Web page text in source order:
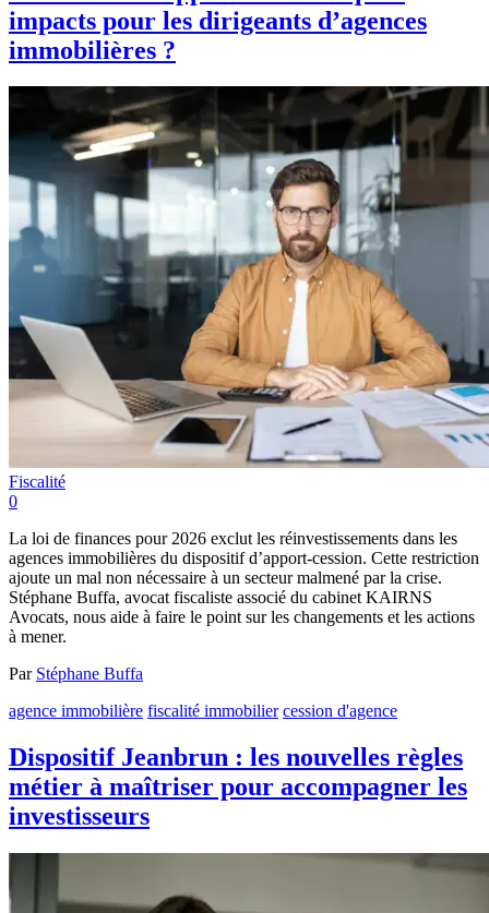
impacts pour les dirigeants d’agences
immobilières ?
Fiscalité
0
La loi de finances pour 2026 exclut les réinvestissements dans les
agences immobilières du dispositif d’apport-cession. Cette restriction
ajoute un mal non nécessaire à un secteur malmené par la crise.
Stéphane Buffa, avocat fiscaliste associé du cabinet KAIRNS
Avocats, nous aide à faire le point sur les changements et les actions
à mener.
Par Stéphane Buffa
agence immobilière fiscalité immobilier cession d'agence
Dispositif Jeanbrun : les nouvelles règles
métier à maîtriser pour accompagner les
investisseurs